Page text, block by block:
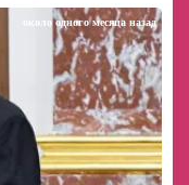
около одного месяца назад